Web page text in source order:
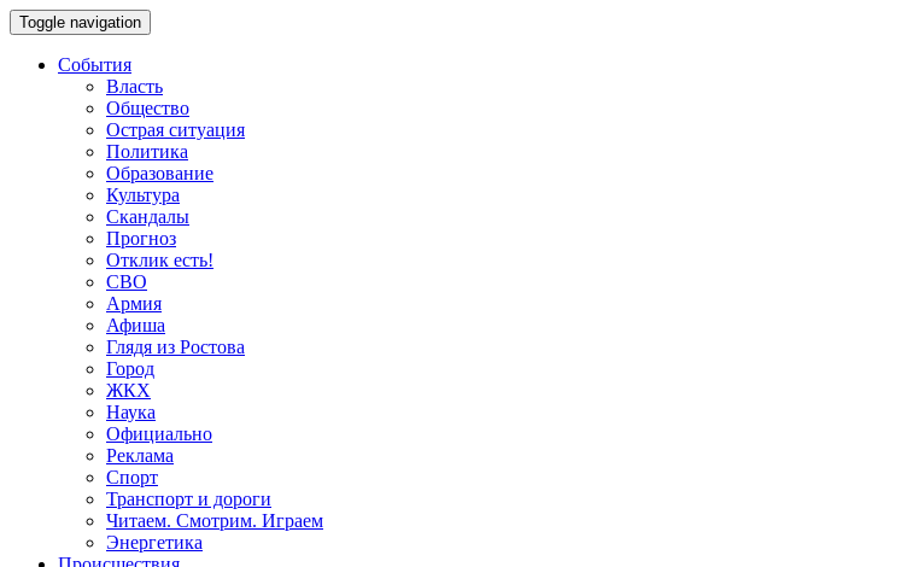
Toggle navigation
События
Власть
Общество
Острая ситуация
Политика
Образование
Культура
Скандалы
Прогноз
Отклик есть!
СВО
Армия
Афиша
Глядя из Ростова
Город
ЖКХ
Наука
Официально
Реклама
Спорт
Транспорт и дороги
Читаем. Смотрим. Играем
Энергетика